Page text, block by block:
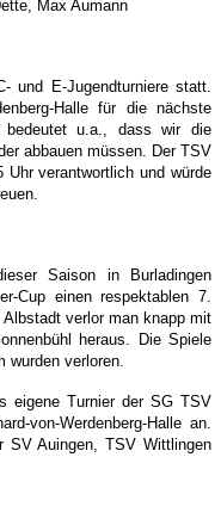
Max Aumann
und E-Jugendturniere statt.
Halle für die nächste
bedeutet u.a., dass wir die
abbauen müssen. Der TSV
verantwortlich und würde
Saison in Burladingen
Cup einen respektablen 7.
verlor man knapp mit
heraus. Die Spiele
wurden verloren.
eigene Turnier der SG TSV
von-Werdenberg-Halle an.
SV Auingen, TSV Wittlingen